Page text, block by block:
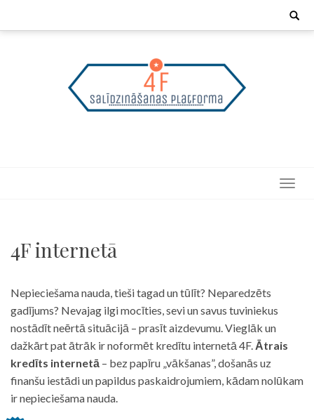
Search
4F internetā
Nepieciešama nauda, tieši tagad un tūlīt? Neparedzēts
gadījums? Nevajag ilgi mocīties, sevi un savus tuviniekus
nostādīt neērtā situācijā – prasīt aizdevumu. Vieglāk un
dažkārt pat ātrāk ir noformēt kredītu internetā 4F. Ātrais
kredīts internetā – bez papīru „vākšanas”, došanās uz
finanšu iestādi un papildus paskaidrojumiem, kādam nolūkam
ir nepieciešama nauda.